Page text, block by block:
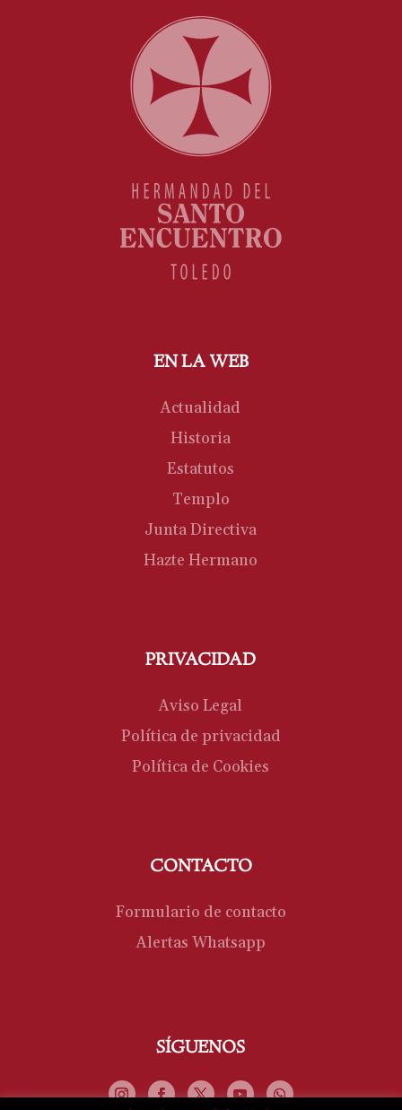
EN LA WEB
Actualidad
Historia
Estatutos
Templo
Junta Directiva
Hazte Hermano
PRIVACIDAD
Aviso Legal
Política de privacidad
Política de Cookies
CONTACTO
Formulario de contacto
Alertas Whatsapp
SÍGUENOS